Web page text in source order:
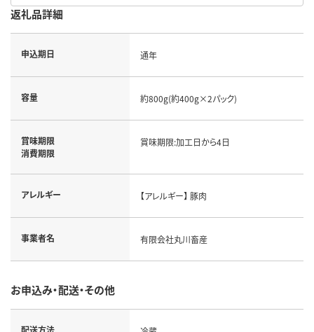
返礼品詳細
申込期日 通年
容量 約800g(約400g×2パック)
賞味期限
消費期限
賞味期限:加工日から4日
アレルギー 【アレルギー】 豚肉
事業者名 有限会社丸川畜産
お申込み・配送・その他
配送方法